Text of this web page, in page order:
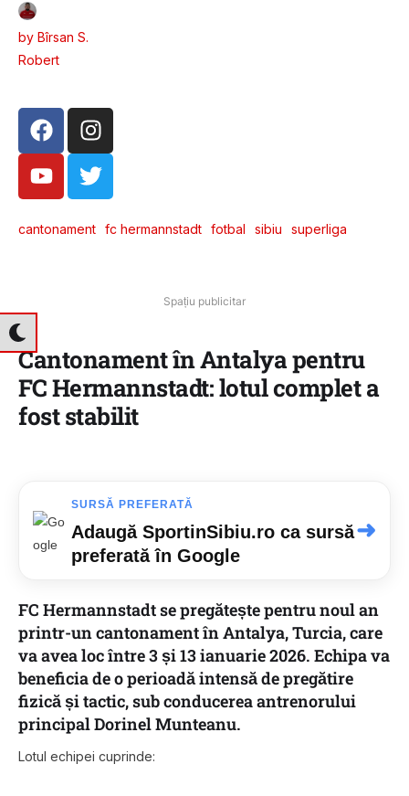
by Bîrsan S.
Robert
cantonament fc hermannstadt fotbal sibiu superliga
Spațiu publicitar
Cantonament în Antalya pentru
FC Hermannstadt: lotul complet a
fost stabilit
SURSĂ PREFERATĂ
Adaugă SportinSibiu.ro ca sursă
preferată în Google
➜
FC Hermannstadt se pregătește pentru noul an
printr-un cantonament în Antalya, Turcia, care
va avea loc între 3 și 13 ianuarie 2026. Echipa va
beneficia de o perioadă intensă de pregătire
fizică și tactic, sub conducerea antrenorului
principal Dorinel Munteanu.
Lotul echipei cuprinde: